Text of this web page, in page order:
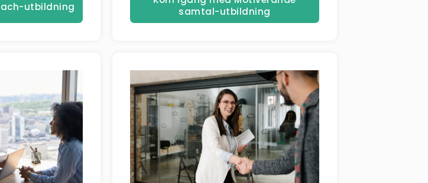
utbildning
samtal-utbildning